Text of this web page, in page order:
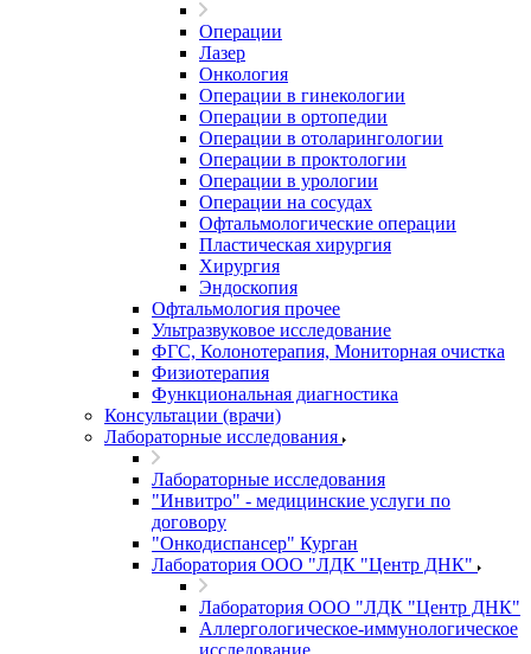
Операции
Лазер
Онкология
Операции в гинекологии
Операции в ортопедии
Операции в отоларингологии
Операции в проктологии
Операции в урологии
Операции на сосудах
Офтальмологические операции
Пластическая хирургия
Хирургия
Эндоскопия
Офтальмология прочее
Ультразвуковое исследование
ФГС, Колонотерапия, Мониторная очистка
Физиотерапия
Функциональная диагностика
Консультации (врачи)
Лабораторные исследования
Лабораторные исследования
"Инвитро" - медицинские услуги по
договору
"Онкодиспансер" Курган
Лаборатория ООО "ЛДК "Центр ДНК"
Лаборатория ООО "ЛДК "Центр ДНК"
Аллергологическое-иммунологическое
исследование